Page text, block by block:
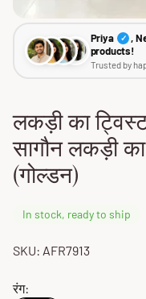
Priya ✓ ,
products!
Trusted by
लकड़ी का ट्विस्ट
सागौन लकड़ी
(गोल्डन)
In stock, ready to ship
SKU: AFR7913
रंग: